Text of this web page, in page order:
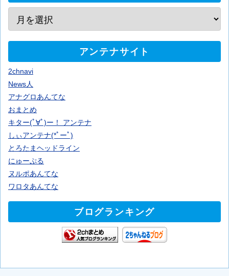
アンテナサイト
2chnavi
News人
アナグロあんてな
おまとめ
キター(ﾟ∀ﾟ)ー！ アンテナ
しぃアンテナ(*ﾟーﾟ)
とろたまヘッドライン
にゅーぷる
ヌルポあんてな
ワロタあんてな
ブログランキング